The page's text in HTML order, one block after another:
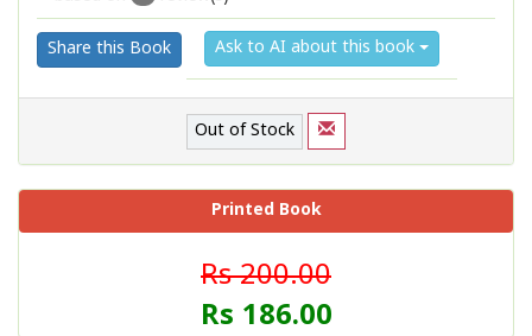
Share this Book Ask to AI about this book
Out of Stock
Printed Book
Rs 200.00
Rs 186.00